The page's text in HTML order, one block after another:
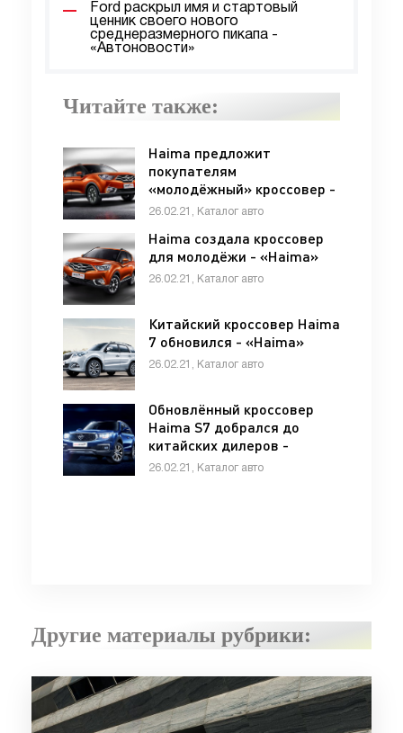
Ford раскрыл имя и стартовый
ценник своего нового
среднеразмерного пикапа -
«Автоновости»
Читайте также:
Haima предложит
покупателям
«молодёжный» кроссовер -
«Haima»
26.02.21, Каталог авто
Haima создала кроссовер
для молодёжи - «Haima»
26.02.21, Каталог авто
Китайский кроссовер Haima
7 обновился - «Haima»
26.02.21, Каталог авто
Обновлённый кроссовер
Haima S7 добрался до
китайских дилеров -
«Haima»
26.02.21, Каталог авто
Другие материалы рубрики: